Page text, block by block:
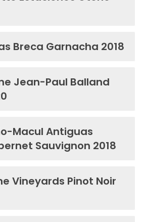
Breca Garnacha 2018
Jean-Paul Balland
Macul Antiguas
Sauvignon 2018
Vineyards Pinot Noir